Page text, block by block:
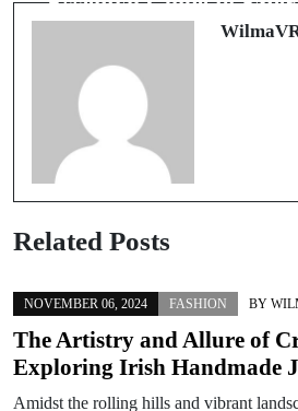
Related Posts
NOVEMBER 06, 2024 FASHION BY
The Artistry and Allure of
Exploring Irish Handmade
Amidst the rolling hills and vibrant